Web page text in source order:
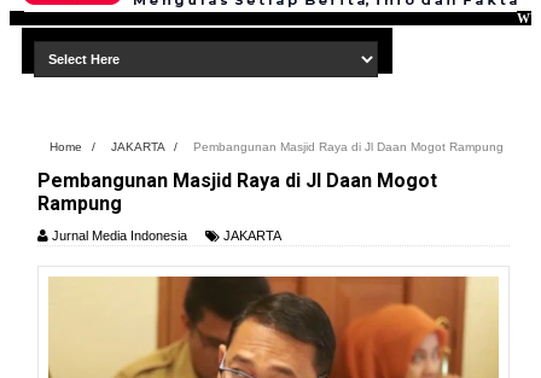
WWW.JURNAL MEDIA
Home / JAKARTA / Pembangunan Masjid Raya di Jl Daan Mogot Rampung
Pembangunan Masjid Raya di Jl Daan Mogot
Rampung
Jurnal Media Indonesia JAKARTA